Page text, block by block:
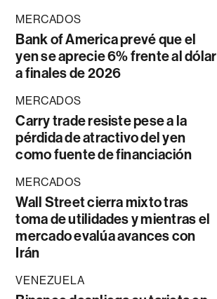
MERCADOS
Bank of America prevé que el
yen se aprecie 6% frente al dólar
a finales de 2026
MERCADOS
Carry trade resiste pese a la
pérdida de atractivo del yen
como fuente de financiación
MERCADOS
Wall Street cierra mixto tras
toma de utilidades y mientras el
mercado evalúa avances con
Irán
VENEZUELA